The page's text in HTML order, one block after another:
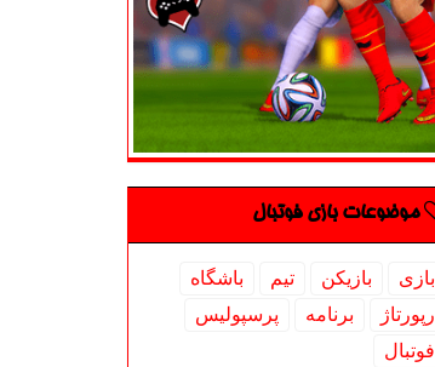
موضوعات بازی فوتبال
بازی بازیكن تیم
باشگاه
رپورتاژ
برنامه
پرسپولیس
فوتبال